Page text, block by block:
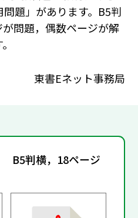
題」があります。B5判
問題，偶数ページが解
東書Eネット事務局
B5判横，18ページ